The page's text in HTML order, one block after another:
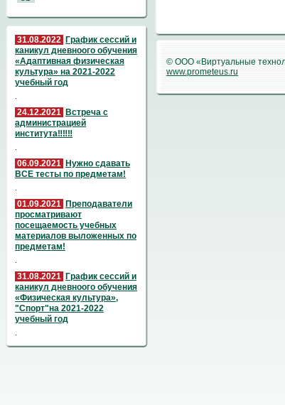
31.08.2022 График сессий и
каникул дневноого обучения
«Адаптивная физическая
культура» на 2021-2022
учебный год
24.12.2021 Встреча с
администрацией
института‼️‼️‼️
06.09.2021 Нужно сдавать
ВСЕ тесты по предметам!
01.09.2021 Преподаватели
просматривают
посещаемость учебных
материалов выложенных по
предметам!
31.08.2021 График сессий и
каникул дневноого обучения
«Физическая культура»,
"Спорт"на 2021-2022
учебный год
© ООО «Виртуальные
www.prometeus.ru